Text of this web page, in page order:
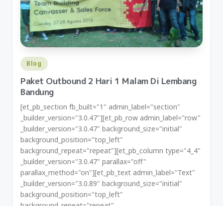
Blog
Paket Outbound 2 Hari 1 Malam Di Lembang
Bandung
[et_pb_section fb_built="1" admin_label="section"
_builder_version="3.0.47"][et_pb_row admin_label="row"
_builder_version="3.0.47" background_size="initial"
background_position="top_left"
background_repeat="repeat"][et_pb_column type="4_4"
_builder_version="3.0.47" parallax="off"
parallax_method="on"][et_pb_text admin_label="Text"
_builder_version="3.0.89" background_size="initial"
background_position="top_left"